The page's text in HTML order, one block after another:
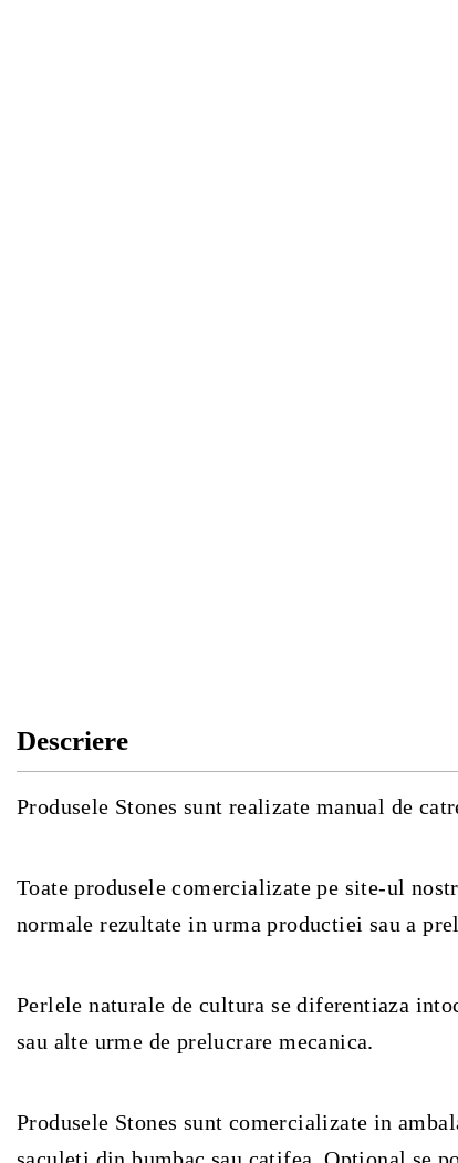
Descriere
Produsele Stones sunt realizate manual de
Toate produsele comercializate pe site-ul
normale rezultate in urma productiei sau a
Perlele naturale de cultura se diferentiaza
sau alte urme de prelucrare mecanica.
Produsele Stones sunt comercializate in